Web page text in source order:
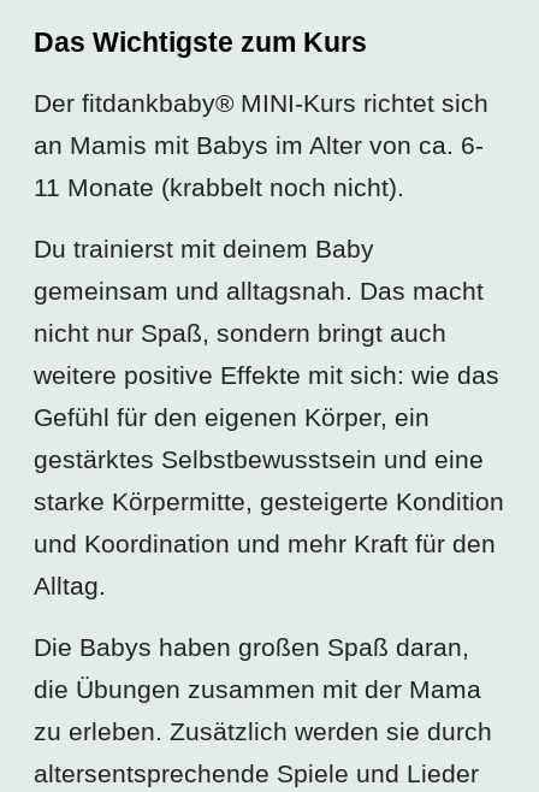
Das Wichtigste zum Kurs
Der fitdankbaby® MINI-Kurs richtet sich
an Mamis mit Babys im Alter von ca. 6-
11 Monate (krabbelt noch nicht).
Du trainierst mit deinem Baby
gemeinsam und alltagsnah. Das macht
nicht nur Spaß, sondern bringt auch
weitere positive Effekte mit sich: wie das
Gefühl für den eigenen Körper, ein
gestärktes Selbstbewusstsein und eine
starke Körpermitte, gesteigerte Kondition
und Koordination und mehr Kraft für den
Alltag.
Die Babys haben großen Spaß daran,
die Übungen zusammen mit der Mama
zu erleben. Zusätzlich werden sie durch
altersentsprechende Spiele und Lieder